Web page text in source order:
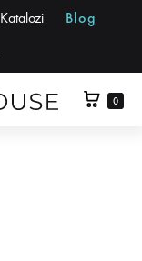
Katalozi Blog
0